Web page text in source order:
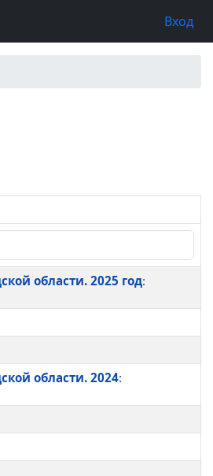
Вход
области. 2025 год:
области. 2024: